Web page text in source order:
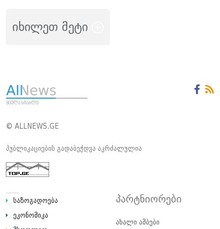
იხილეთ მეტი
© ALLNEWS.GE
პუბლიკაციების გადაბეჭდვა აკრძალულია
საზოგადოება
ეკონომიკა
პარტნიორები
ახალი ამბები